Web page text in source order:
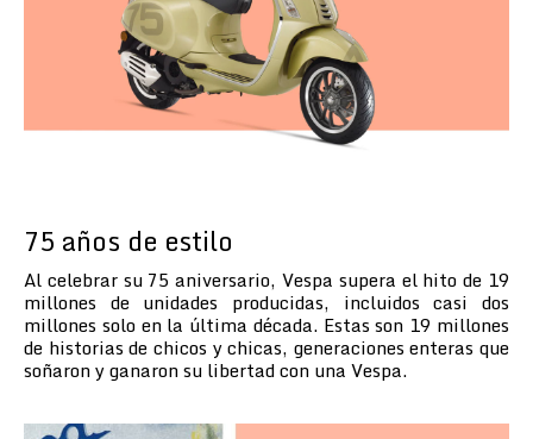
75 años de estilo
Al celebrar su 75 aniversario, Vespa supera el hito de 19
millones de unidades producidas, incluidos casi dos
millones solo en la última década. Estas son 19 millones
de historias de chicos y chicas, generaciones enteras que
soñaron y ganaron su libertad con una Vespa.